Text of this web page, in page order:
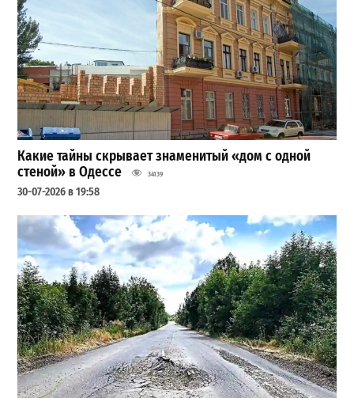
Какие тайны скрывает знаменитый «дом с одной
стеной» в Одессе
34139
30-07-2026 в 19:58